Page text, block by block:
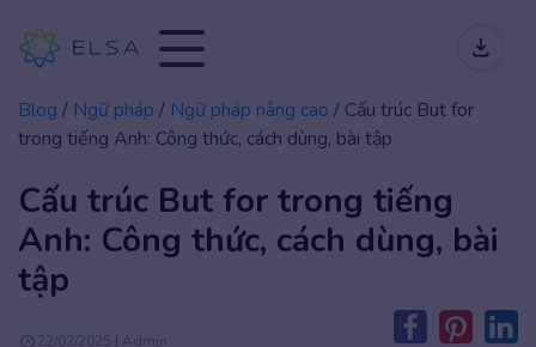
Blog / Ngữ pháp / Ngữ pháp nâng cao / Cấu trúc But for
trong tiếng Anh: Công thức, cách dùng, bài tập
Cấu trúc But for trong tiếng
Anh: Công thức, cách dùng, bài
tập
22/02/2025 | Admin